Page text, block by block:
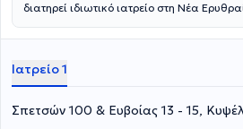
διατηρεί ιδιωτικό ιατρείο στη Νέα
καθώς και στην Ορθοπρωκτική
πρωκτού, κύστη κόκκυγος). Διαθέτει
αποτελεσματική και ασφαλή χειρουργική
παχυσαρκίας, της διαφραγματοκήλης,
συστήματος και των κηλών του κοιλιακού
Ιατρείο 1
Σπετσών 100 & Ευβοίας 13 - 15,